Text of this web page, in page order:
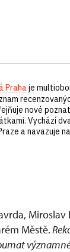
Prahaje
nové
Vychází
a navazuje
Miroslav
Městě.